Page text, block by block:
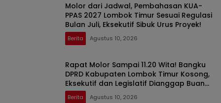
Molor dari Jadwal, Pembahasan KUA-
PPAS 2027 Lombok Timur Sesuai Regulasi
Bulan Juli, Eksekutif Sibuk Urus Proyek!
Berita Agustus 10, 2026
Rapat Molor Sampai 11.20 Wita! Bangku
DPRD Kabupaten Lombok Timur Kosong,
Eksekutif dan Legislatif Dianggap Buang
Waktu
Berita Agustus 10, 2026